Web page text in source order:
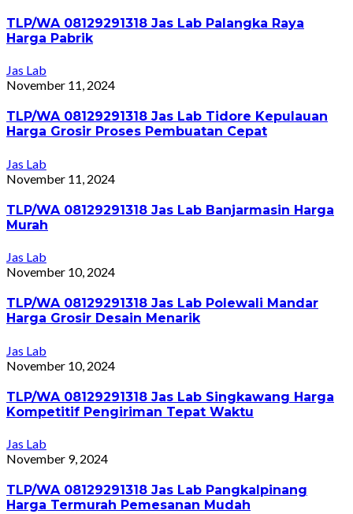
TLP/WA 08129291318 Jas Lab Palangka Raya
Harga Pabrik
Jas Lab
November 11, 2024
TLP/WA 08129291318 Jas Lab Tidore Kepulauan
Harga Grosir Proses Pembuatan Cepat
Jas Lab
November 11, 2024
TLP/WA 08129291318 Jas Lab Banjarmasin Harga
Murah
Jas Lab
November 10, 2024
TLP/WA 08129291318 Jas Lab Polewali Mandar
Harga Grosir Desain Menarik
Jas Lab
November 10, 2024
TLP/WA 08129291318 Jas Lab Singkawang Harga
Kompetitif Pengiriman Tepat Waktu
Jas Lab
November 9, 2024
TLP/WA 08129291318 Jas Lab Pangkalpinang
Harga Termurah Pemesanan Mudah